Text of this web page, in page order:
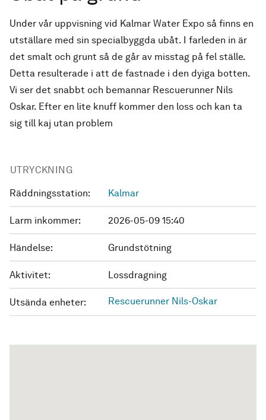
Under vår uppvisning vid Kalmar Water Expo så finns en
utställare med sin specialbyggda ubåt. I farleden in är
det smalt och grunt så de går av misstag på fel ställe.
Detta resulterade i att de fastnade i den dyiga botten.
Vi ser det snabbt och bemannar Rescuerunner Nils
Oskar. Efter en lite knuff kommer den loss och kan ta
sig till kaj utan problem
UTRYCKNING
Räddningsstation: Kalmar
Larm inkommer: 2026-05-09 15:40
Händelse: Grundstötning
Aktivitet: Lossdragning
Utsända enheter: Rescuerunner Nils-Oskar